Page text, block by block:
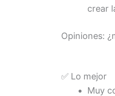
crear
Opiniones:
✅ Lo mejor
Muy